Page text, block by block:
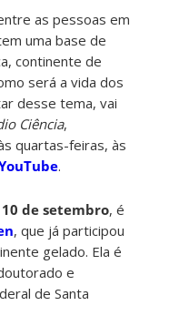
as pessoas em
uma base de
continente de
será a vida dos
desse tema, vai
Ciência,
quartas-feiras, às
.
10 de setembro, é
, que já participou
gelado. Ela é
e
de Santa